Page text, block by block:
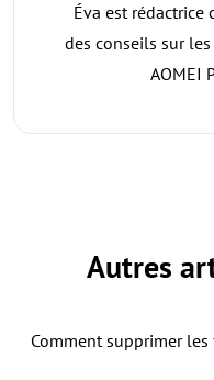
Éva est rédactrice
des conseils sur
AOMEI
Autres
Comment supprimer